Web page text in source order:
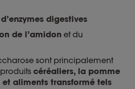
digestives
de l’amidon et du
sont principalement
céréaliers, la pomme
et aliments transformé tels